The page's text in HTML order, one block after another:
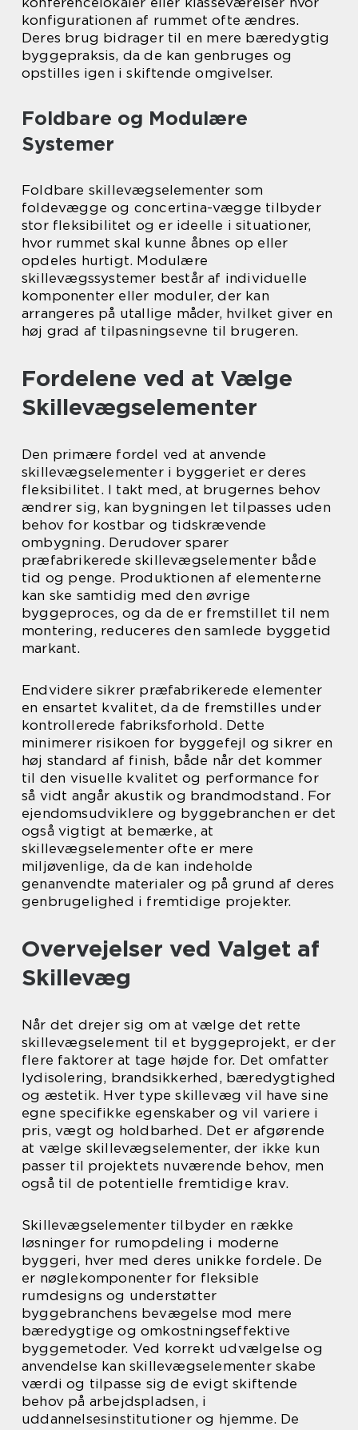
konfigurationen af rummet ofte ændres.
Deres brug bidrager til en mere bæredygtig
byggepraksis, da de kan genbruges og
opstilles igen i skiftende omgivelser.
Foldbare og Modulære
Systemer
Foldbare skillevægselementer som
foldevægge og concertina-vægge tilbyder
stor fleksibilitet og er ideelle i situationer,
hvor rummet skal kunne åbnes op eller
opdeles hurtigt. Modulære
skillevægssystemer består af individuelle
komponenter eller moduler, der kan
arrangeres på utallige måder, hvilket giver en
høj grad af tilpasningsevne til brugeren.
Fordelene ved at Vælge
Skillevægselementer
Den primære fordel ved at anvende
skillevægselementer i byggeriet er deres
fleksibilitet. I takt med, at brugernes behov
ændrer sig, kan bygningen let tilpasses uden
behov for kostbar og tidskrævende
ombygning. Derudover sparer
præfabrikerede skillevægselementer både
tid og penge. Produktionen af elementerne
kan ske samtidig med den øvrige
byggeproces, og da de er fremstillet til nem
montering, reduceres den samlede byggetid
markant.
Endvidere sikrer præfabrikerede elementer
en ensartet kvalitet, da de fremstilles under
kontrollerede fabriksforhold. Dette
minimerer risikoen for byggefejl og sikrer en
høj standard af finish, både når det kommer
til den visuelle kvalitet og performance for
så vidt angår akustik og brandmodstand. For
ejendomsudviklere og byggebranchen er det
også vigtigt at bemærke, at
skillevægselementer ofte er mere
miljøvenlige, da de kan indeholde
genanvendte materialer og på grund af deres
genbrugelighed i fremtidige projekter.
Overvejelser ved Valget af
Skillevæg
Når det drejer sig om at vælge det rette
skillevægselement til et byggeprojekt, er der
flere faktorer at tage højde for. Det omfatter
lydisolering, brandsikkerhed, bæredygtighed
og æstetik. Hver type skillevæg vil have sine
egne specifikke egenskaber og vil variere i
pris, vægt og holdbarhed. Det er afgørende
at vælge skillevægselementer, der ikke kun
passer til projektets nuværende behov, men
også til de potentielle fremtidige krav.
Skillevægselementer tilbyder en række
løsninger for rumopdeling i moderne
byggeri, hver med deres unikke fordele. De
er nøglekomponenter for fleksible
rumdesigns og understøtter
byggebranchens bevægelse mod mere
bæredygtige og omkostningseffektive
byggemetoder. Ved korrekt udvælgelse og
anvendelse kan skillevægselementer skabe
værdi og tilpasse sig de evigt skiftende
behov på arbejdspladsen, i
uddannelsesinstitutioner og hjemme. De